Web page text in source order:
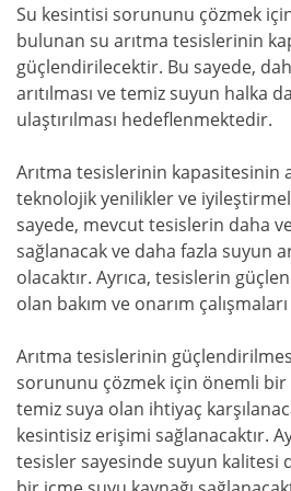
Su kesintisi sorununu çözmek
bulunan su arıtma tesislerinin
güçlendirilecektir. Bu sayede,
arıtılması ve temiz suyun halka
ulaştırılması hedeflenmektedir.
Arıtma tesislerinin kapasitesinin
teknolojik yenilikler ve
sayede, mevcut tesislerin daha
sağlanacak ve daha fazla suyun
olacaktır. Ayrıca, tesislerin
olan bakım ve onarım
Arıtma tesislerinin
sorununu çözmek için önemli bir
temiz suya olan ihtiyaç
kesintisiz erişimi sağlanacaktır.
tesisler sayesinde suyun kalitesi